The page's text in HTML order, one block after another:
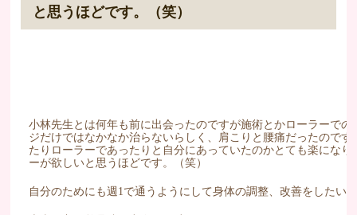
と思うほどです。（笑）
小林先生とは何年も前に出会ったのですが施術とかローラーで
ジだけではなかなか治らないらしく、肩こりと腰痛だったので
たりローラーであったりと自分にあっていたのかとても楽にな
ーが欲しいと思うほどです。（笑）
自分のためにも週1で通うようにして身体の調整、改善をしたい